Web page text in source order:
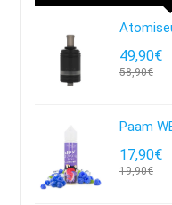
49,90€
58,90€
Paam
17,90€
19,90€